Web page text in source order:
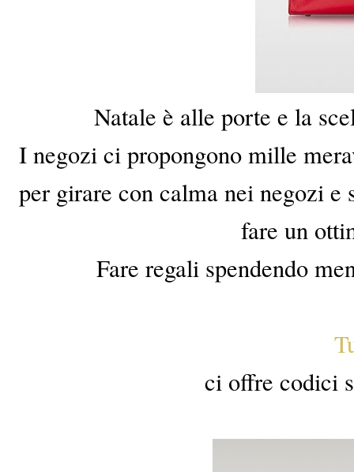
Natale è alle porte e la
I negozi ci propongono mille
per girare con calma nei negozi
fare un
Fare regali spendendo
ci offre codici